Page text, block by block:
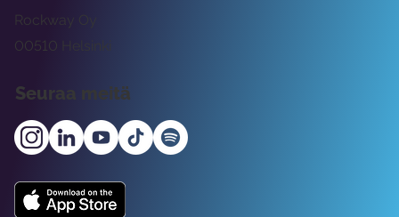
Rockway Oy
00510 Helsinki
Seuraa meitä